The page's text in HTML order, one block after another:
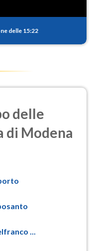
delle 15:22
delle
di Modena
...